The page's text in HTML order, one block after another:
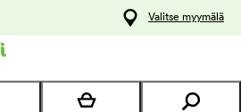
Valitse myymälä